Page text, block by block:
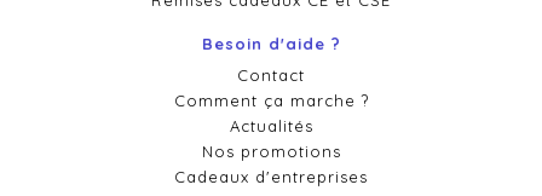
Besoin d'aide ?
Contact
Comment ça marche ?
Actualités
Nos promotions
Cadeaux d'entreprises